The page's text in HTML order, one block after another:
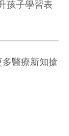
孩子學習表
多醫療新知搶